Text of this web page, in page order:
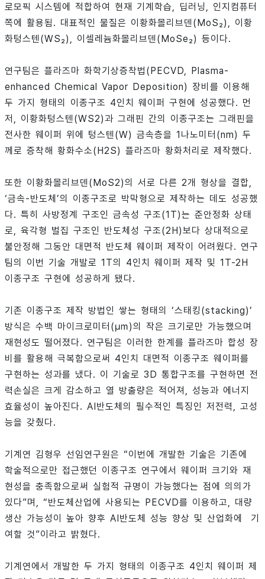
로모픽 시스템에 적합하여 현재 기계학습, 딥러닝, 인지컴퓨터
쪽에 활용됨. 대표적인 물질은 이황화몰리브덴(MoS₂), 이황
화텅스텐(WS₂), 이셀레늄화몰리브덴(MoSe₂) 등이다.
연구팀은 플라즈마 화학기상증착법(PECVD, Plasma-
enhanced Chemical Vapor Deposition) 장비를 이용해
두 가지 형태의 이종구조 4인치 웨이퍼 구현에 성공했다. 먼
저, 이황화텅스텐(WS2)과 그래핀 간의 이종구조는 그래핀을
전사한 웨이퍼 위에 텅스텐(W) 금속층을 1나노미터(nm) 두
께로 증착해 황화수소(H2S) 플라즈마 황화처리로 제작했다.
또한 이황화몰리브덴(MoS2)의 서로 다른 2개 형상을 결합,
‘금속-반도체’의 이종구조로 박막형으로 제작하는 데도 성공했
다. 특히 사방정계 구조인 금속성 구조(1T)는 준안정화 상태
로, 육각형 벌집 구조인 반도체성 구조(2H)보다 상대적으로
불안정해 그동안 대면적 반도체 웨이퍼 제작이 어려웠다. 연구
팀의 이번 기술 개발로 1T의 4인치 웨이퍼 제작 및 1T-2H
이종구조 구현에 성공하게 됐다.
기존 이종구조 제작 방법인 쌓는 형태의 ‘스태킹(stacking)’
방식은 수백 마이크로미터(㎛)의 작은 크기로만 가능했으며
재현성도 떨어졌다. 연구팀은 이러한 한계를 플라즈마 합성 장
비를 활용해 극복함으로써 4인치 대면적 이종구조 웨이퍼를
구현하는 성과를 냈다. 이 기술로 3D 통합구조를 구현하면 전
력손실은 크게 감소하고 열 방출량은 적어져, 성능과 에너지
효율성이 높아진다. AI반도체의 필수적인 특징인 저전력, 고성
능을 갖췄다.
기계연 김형우 선임연구원은 “이번에 개발한 기술은 기존에
학술적으로만 접근했던 이종구조 연구에서 웨이퍼 크기와 재
현성을 충족함으로써 실험적 규명이 가능했다는 점에 의의가
있다”며, “반도체산업에 사용되는 PECVD를 이용하고, 대량
생산 가능성이 높아 향후 AI반도체 성능 향상 및 산업화에 기
여할 것”이라고 밝혔다.
기계연에서 개발한 두 가지 형태의 이종구조 4인치 웨이퍼 제